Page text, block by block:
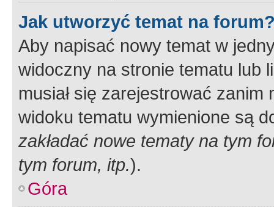
Jak utworzyć temat na
Aby napisać nowy temat w
widoczny na stronie tematu lub
musiał się zarejestrować
widoku tematu wymienione są
zakładać nowe tematy na tym
tym forum, itp.).
Góra